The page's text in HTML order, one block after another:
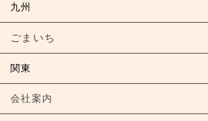
九州
ごまいち
関東
会社案内